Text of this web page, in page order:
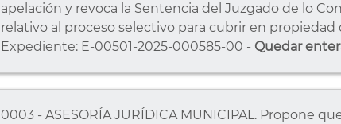
apelación y revoca la Sentencia del Juzgado de lo
relativo al proceso selectivo para cubrir en
Expediente: E-00501-2025-000585-00 - Quedar
0003 - ASESORÍA JURÍDICA MUNICIPAL. Propone